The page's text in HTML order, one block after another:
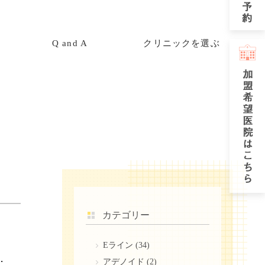
Q and A クリニックを選ぶ
ーニングを解説
カテゴリー
Eライン (34)
アデノイド (2)